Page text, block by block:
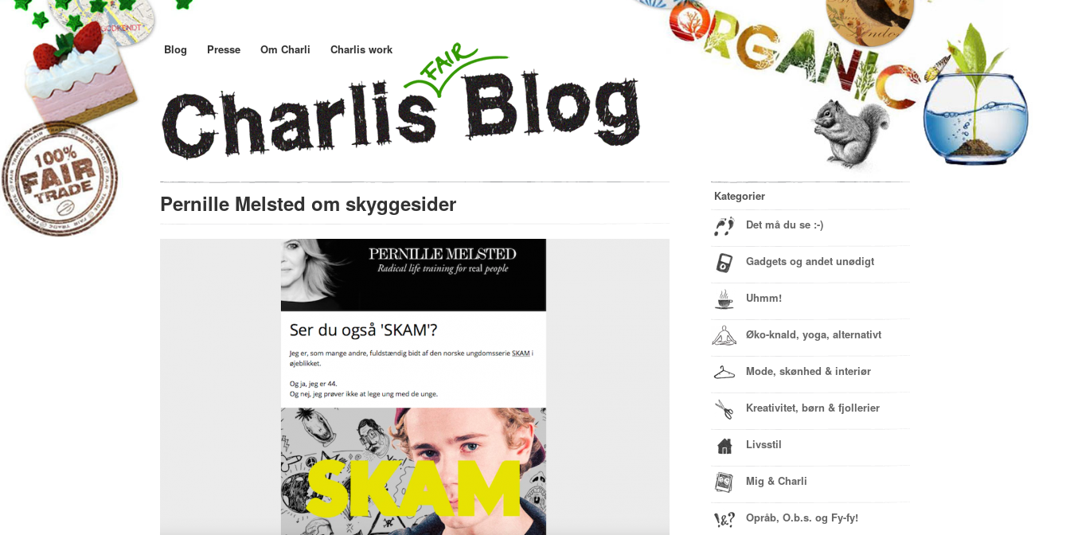
Blog Presse Om Charli Charlis work
Pernille Melsted om skyggesider
Kategorier
Det må du se :-)
Gadgets og andet unødigt
Uhmm!
Øko-knald, yoga, alternativt
Mode, skønhed & interiør
Kreativitet, børn & fjollerier
Livsstil
Mig & Charli
Opråb, O.b.s. og Fy-fy!